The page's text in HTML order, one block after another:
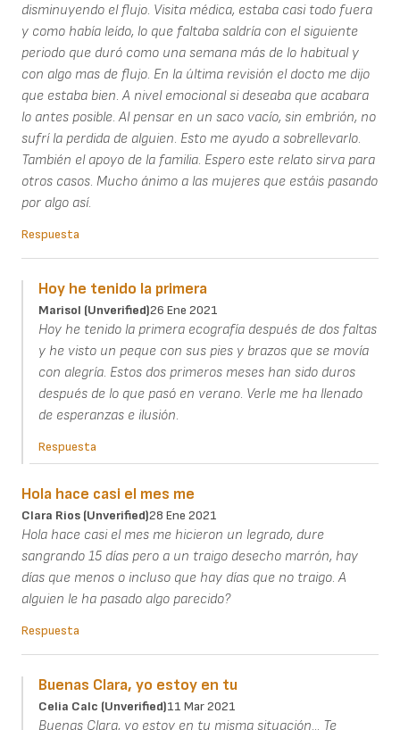
disminuyendo el flujo. Visita médica, estaba casi todo fuera
y como había leído, lo que faltaba saldría con el siguiente
periodo que duró como una semana más de lo habitual y
con algo mas de flujo. En la última revisión el docto me dijo
que estaba bien. A nivel emocional si deseaba que acabara
lo antes posible. Al pensar en un saco vacío, sin embrión, no
sufrí la perdida de alguien. Esto me ayudo a sobrellevarlo.
También el apoyo de la familia. Espero este relato sirva para
otros casos. Mucho ánimo a las mujeres que estáis pasando
por algo así.
Respuesta
Hoy he tenido la primera
Marisol (unverified)26 Ene 2021
Hoy he tenido la primera ecografía después de dos faltas
y he visto un peque con sus pies y brazos que se movía
con alegría. Estos dos primeros meses han sido duros
después de lo que pasó en verano. Verle me ha llenado
de esperanzas e ilusión.
Respuesta
Hola hace casi el mes me
Clara Rios (unverified)28 Ene 2021
Hola hace casi el mes me hicieron un legrado, dure
sangrando 15 días pero a un traigo desecho marrón, hay
días que menos o incluso que hay días que no traigo. A
alguien le ha pasado algo parecido?
Respuesta
Buenas Clara, yo estoy en tu
Celia Calc (unverified)11 Mar 2021
Buenas Clara, yo estoy en tu misma situación... Te